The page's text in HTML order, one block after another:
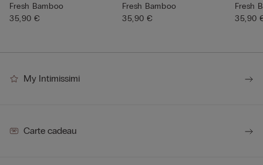
Fresh Bamboo
35,90 €
Fresh Bamboo
35,90 €
Fresh
35,90
My Intimissimi
Carte cadeau